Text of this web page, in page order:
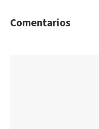
Comentarios